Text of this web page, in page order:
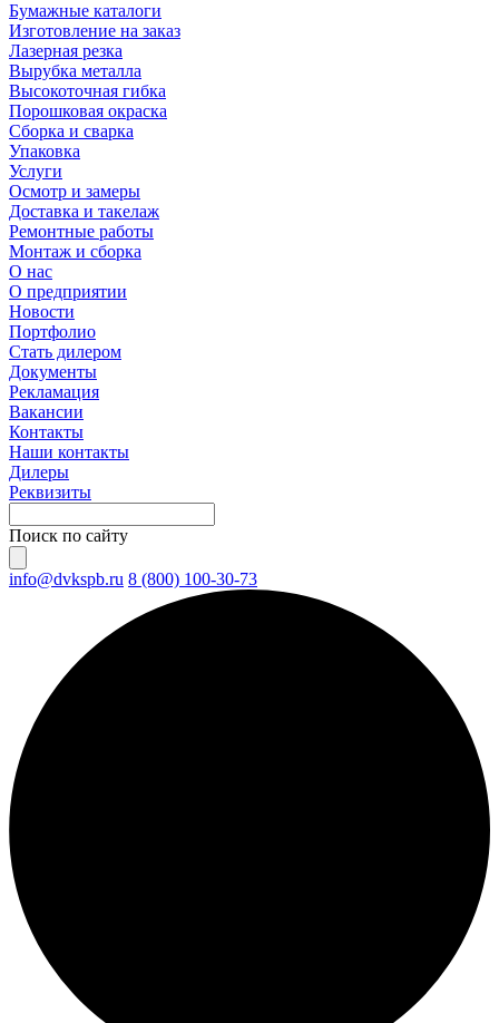
Бумажные каталоги
Изготовление на заказ
Лазерная резка
Вырубка металла
Высокоточная гибка
Порошковая окраска
Сборка и сварка
Упаковка
Услуги
Осмотр и замеры
Доставка и такелаж
Ремонтные работы
Монтаж и сборка
О нас
О предприятии
Новости
Портфолио
Стать дилером
Документы
Рекламация
Вакансии
Контакты
Наши контакты
Дилеры
Реквизиты
Поиск по сайту
info@dvkspb.ru 8 (800) 100-30-73